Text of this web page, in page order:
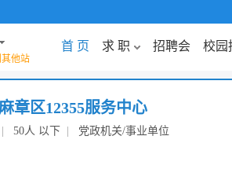
他站
首 页 求 职 招聘会 校园
章区12355服务中心
50人 以下 党政机关/事业单位